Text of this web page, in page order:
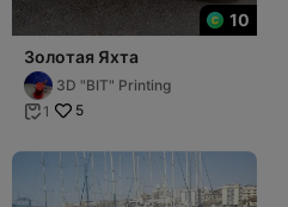
10
Золотая Яхта
3D "BIT" Printing
 1 5